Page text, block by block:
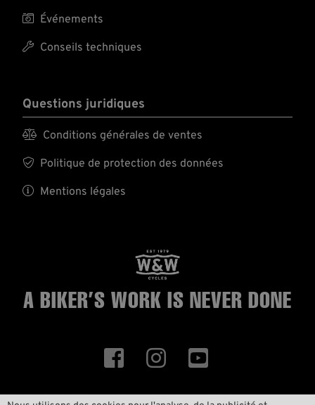
 Événements
 Conseils techniques
Questions juridiques
 Conditions générales de ventes
 Politique de protection des données
 Mentions légales
A BIKER’S WORK IS NEVER DONE
  